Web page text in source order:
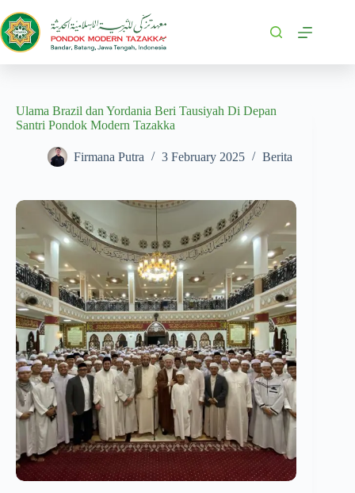
Ulama Brazil dan Yordania Beri Tausiyah Di Depan
Santri Pondok Modern Tazakka
Firmana Putra 3 February 2025 Berita